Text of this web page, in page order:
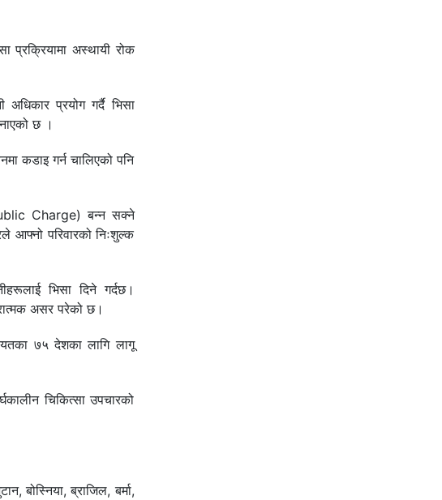
प्रक्रियामा अस्थायी रोक
प्रयोग गर्दै भिसा
छ ।
कडाइ गर्न चालिएको पनि
Charge) बन्न सक्ने
आफ्नो परिवारको निःशुल्क
भिसा दिने गर्दछ।
असर परेको छ।
७५ देशका लागि लागू
चिकित्सा उपचारको
बोस्निया, ब्राजिल, बर्मा,